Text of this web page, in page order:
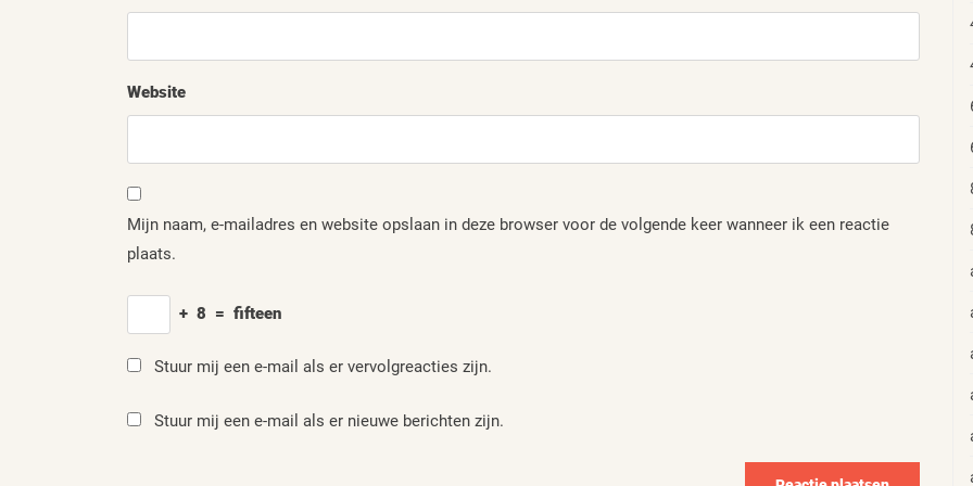
Website
Mijn naam, e-mailadres en website opslaan in deze browser voor de volgende keer wanneer ik een reactie
plaats.
+ 8 = fifteen
Stuur mij een e-mail als er vervolgreacties zijn.
Stuur mij een e-mail als er nieuwe berichten zijn.